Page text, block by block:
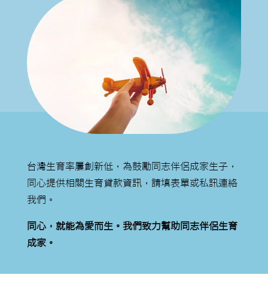
台灣生育率屢創新低，為鼓勵同志伴侶成家生子，
同心提供相關生育貸款資訊，請填表單或私訊連絡
我們。
同心，就能為愛而生。我們致力幫助同志伴侶生育
成家。